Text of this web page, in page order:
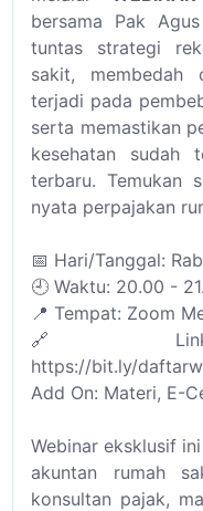
bersama Pak
tuntas strategi
sakit, membedah
terjadi pada
serta memastikan
kesehatan sudah
terbaru. Temukan
nyata perpajakan
📅 Hari/Tanggal:
🕘 Waktu: 20.00 -
📍 Tempat: Zoom
🔗 Link
https://bit.ly/
Add On: Materi, E-
Webinar eksklusif
akuntan rumah
konsultan pajak,